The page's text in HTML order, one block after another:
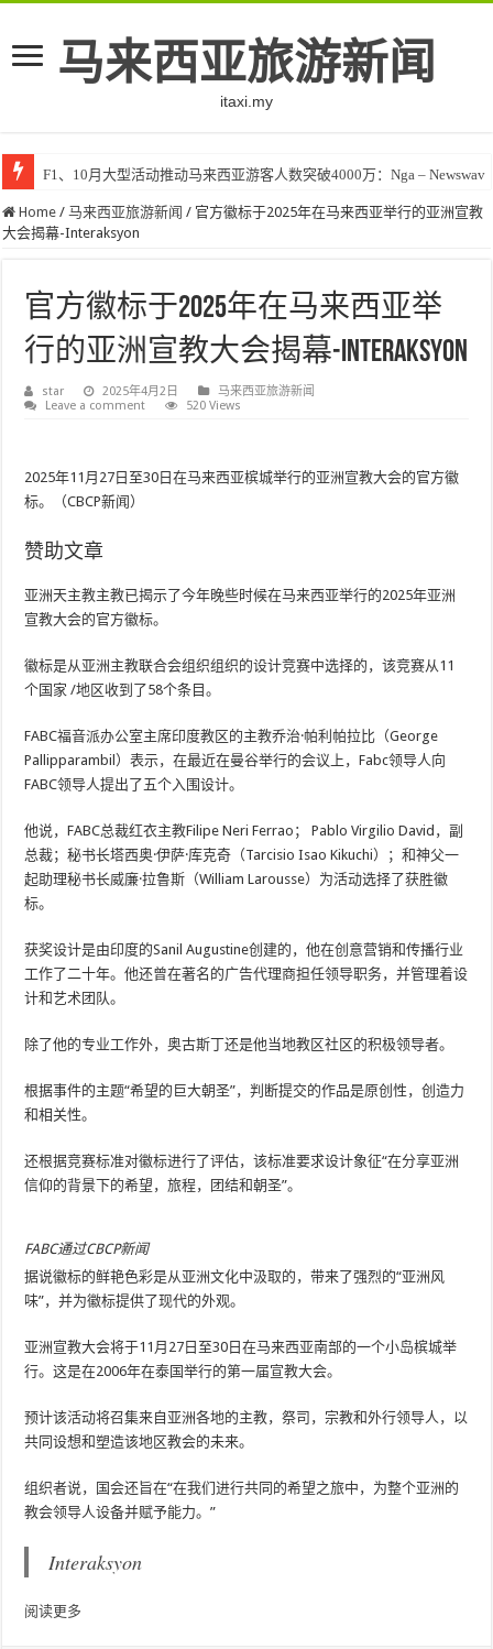
马来西亚旅游新闻
itaxi.my
F1、10月大型活动推动马来西亚游客人数突破4000万：Nga – Newswav
Home / 马来西亚旅游新闻 / 官方徽标于2025年在马来西亚举行的亚洲宣教
大会揭幕-Interaksyon
官方徽标于2025年在马来西亚举
行的亚洲宣教大会揭幕-Interaksyon
star 2025年4月2日
马来西亚旅游新闻
Leave a comment
520 Views
2025年11月27日至30日在马来西亚槟城举行的亚洲宣教大会的官方徽
标。（CBCP新闻）
赞助文章
亚洲天主教主教已揭示了今年晚些时候在马来西亚举行的2025年亚洲
宣教大会的官方徽标。
徽标是从亚洲主教联合会组织组织的设计竞赛中选择的，该竞赛从11
个国家 /地区收到了58个条目。
FABC福音派办公室主席印度教区的主教乔治·帕利帕拉比（George
Pallipparambil）表示，在最近在曼谷举行的会议上，Fabc领导人向
FABC领导人提出了五个入围设计。
他说，FABC总裁红衣主教Filipe Neri Ferrao； Pablo Virgilio David，副
总裁；秘书长塔西奥·伊萨·库克奇（Tarcisio Isao Kikuchi）；和神父一
起助理秘书长威廉·拉鲁斯（William Larousse）为活动选择了获胜徽
标。
获奖设计是由印度的Sanil Augustine创建的，他在创意营销和传播行业
工作了二十年。他还曾在著名的广告代理商担任领导职务，并管理着设
计和艺术团队。
除了他的专业工作外，奥古斯丁还是他当地教区社区的积极领导者。
根据事件的主题“希望的巨大朝圣”，判断提交的作品是原创性，创造力
和相关性。
还根据竞赛标准对徽标进行了评估，该标准要求设计象征“在分享亚洲
信仰的背景下的希望，旅程，团结和朝圣”。
FABC通过CBCP新闻
据说徽标的鲜艳色彩是从亚洲文化中汲取的，带来了强烈的“亚洲风
味”，并为徽标提供了现代的外观。
亚洲宣教大会将于11月27日至30日在马来西亚南部的一个小岛槟城举
行。这是在2006年在泰国举行的第一届宣教大会。
预计该活动将召集来自亚洲各地的主教，祭司，宗教和外行领导人，以
共同设想和塑造该地区教会的未来。
组织者说，国会还旨在“在我们进行共同的希望之旅中，为整个亚洲的
教会领导人设备并赋予能力。”
Interaksyon
阅读更多